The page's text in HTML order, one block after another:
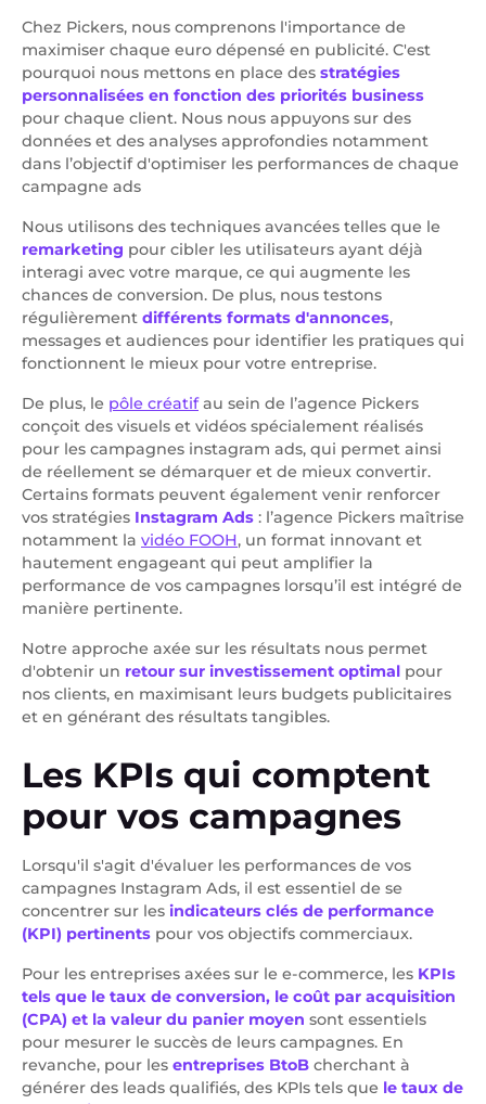
Chez Pickers, nous comprenons l'importance de
maximiser chaque euro dépensé en publicité. C'est
pourquoi nous mettons en place des stratégies
personnalisées en fonction des priorités business
pour chaque client. Nous nous appuyons sur des
données et des analyses approfondies notamment
dans l’objectif d'optimiser les performances de chaque
campagne ads
Nous utilisons des techniques avancées telles que le
remarketing pour cibler les utilisateurs ayant déjà
interagi avec votre marque, ce qui augmente les
chances de conversion. De plus, nous testons
régulièrement différents formats d'annonces,
messages et audiences pour identifier les pratiques qui
fonctionnent le mieux pour votre entreprise.
De plus, le pôle créatifau sein de l’agence Pickers
conçoit des visuels et vidéos spécialement réalisés
pour les campagnes instagram ads, qui permet ainsi
de réellement se démarquer et de mieux convertir.
Certains formats peuvent également venir renforcer
vos stratégies Instagram Ads : l’agence Pickers maîtrise
notamment la vidéo FOOH, un format innovant et
hautement engageant qui peut amplifier la
performance de vos campagnes lorsqu’il est intégré de
manière pertinente.
Notre approche axée sur les résultats nous permet
d'obtenir un retour sur investissement optimal pour
nos clients, en maximisant leurs budgets publicitaires
et en générant des résultats tangibles.
Les KPIs qui comptent
pour vos campagnes
Lorsqu'il s'agit d'évaluer les performances de vos
campagnes Instagram Ads, il est essentiel de se
concentrer sur les indicateurs clés de performance
(KPI) pertinents pour vos objectifs commerciaux.
Pour les entreprises axées sur le e-commerce, les KPIs
tels que le taux de conversion, le coût par acquisition
(CPA) et la valeur du panier moyen sont essentiels
pour mesurer le succès de leurs campagnes. En
revanche, pour les entreprises BtoB cherchant à
générer des leads qualifiés, des KPIs tels que le taux de